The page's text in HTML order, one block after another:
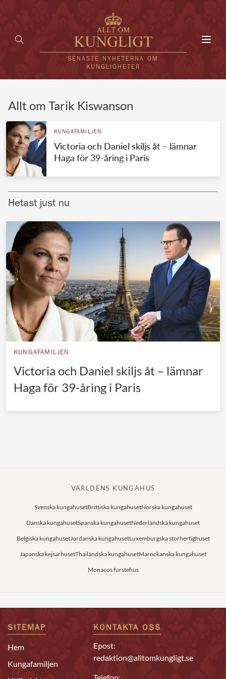
SENASTE NYHETERNA OM
KUNGLIGHETER
UTLÄNDSKT
VÄRLDENS KUNGAHUS
Norska kungahuset
Danska kungahuset
Spanska kungahuset
Nederländska kungahuset
Belgiska kungahuset
Jordanska kungahuset
Luxemburgska storhertighuset
Japanska kejsarhuset
Thailändska kungahuset
Allt om Tarik Kiswanson
KUNGAFAMILJEN
Victoria och Daniel skiljs åt – lämnar
Haga för 39-åring i Paris
Hetast just nu
KUNGAFAMILJEN
Victoria och Daniel skiljs åt – lämnar
Haga för 39-åring i Paris
VÄRLDENS KUNGAHUS
Svenska kungahusetBrittiska kungahusetNorska kungahuset
Danska kungahusetSpanska kungahusetNederländska kungahuset
Belgiska kungahusetJordanska kungahusetLuxemburgska storhertighuset
Japanska kejsarhusetThailändska kungahusetMarockanska kungahuset
Monacos furstehus
SITEMAP
Hem
Kungafamiljen
KONTAKTA OSS
Epost:
redaktion@alltomkungligt.se